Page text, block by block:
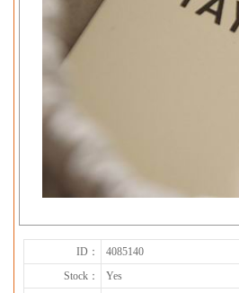
ID： 4085140
Stock：
Yes